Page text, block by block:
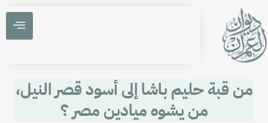
من قبة حليم باشا إلى أسود قصر النيل،
من يشوه ميادين مصر ؟